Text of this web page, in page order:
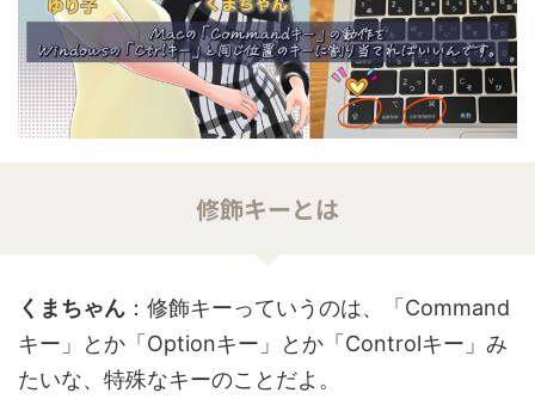
修飾キーとは
くまちゃん ：修飾キーっていうのは、「Command
キー」とか「Optionキー」とか「Controlキー」み
たいな、特殊なキーのことだよ。